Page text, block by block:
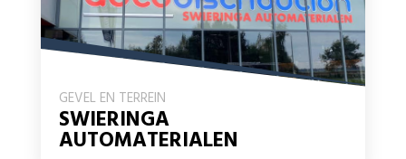
GEVEL EN TERREIN
SWIERINGA
AUTOMATERIALEN